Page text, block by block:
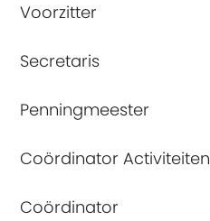
Voorzitter
Secretaris
Penningmeester
Coördinator Activiteiten
Coördinator